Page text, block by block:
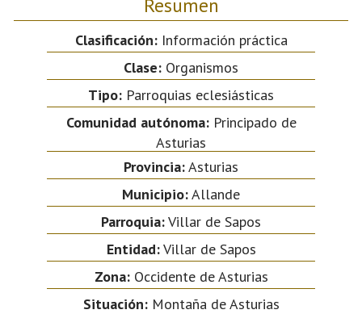
Clasificación:Información práctica
Clase: Organismos
Tipo: Parroquias eclesiásticas
Comunidad autónoma:Principado de
Asturias
Provincia:Asturias
Municipio:Allande
Parroquia:Villar de Sapos
Entidad:Villar de Sapos
Zona:Occidente de Asturias
Situación:Montaña de Asturias